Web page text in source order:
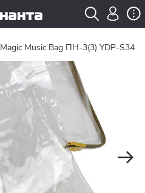
Magic Music Bag ПН-3(3) YDP-S34